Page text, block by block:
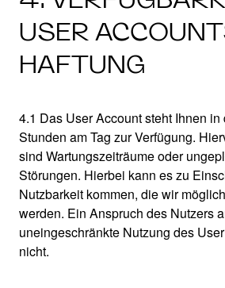
USER
HAFTUNG
4.1 Das User Account steht Ihnen
Stunden am Tag zur Verfügung.
sind Wartungszeiträume oder
Störungen. Hierbei kann es zu
Nutzbarkeit kommen, die wir
werden. Ein Anspruch des Nutzers
uneingeschränkte Nutzung des
nicht.